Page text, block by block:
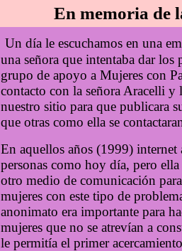
En memoria de
Un día le escuchamos en una
una señora que intentaba dar
grupo de apoyo a Mujeres con
contacto con la señora Aracelli
nuestro sitio para que publicara
que otras como ella se
En aquellos años (1999) internet
personas como hoy día, pero
otro medio de comunicación
mujeres con este tipo de
anonimato era importante para
mujeres que no se atrevían a
le permitía el primer